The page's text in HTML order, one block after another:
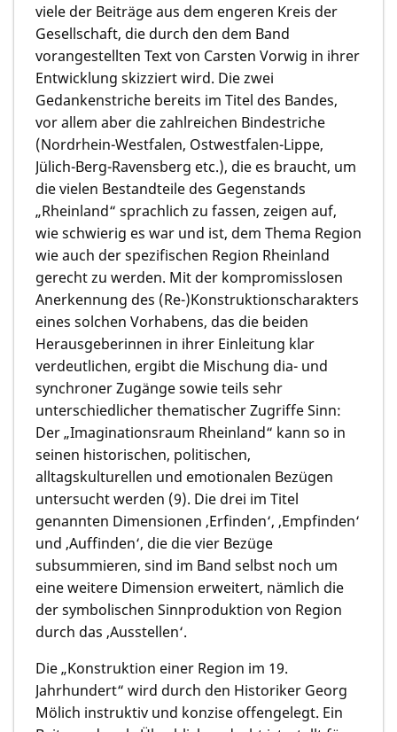
viele der Beiträge aus dem engeren Kreis der
Gesellschaft, die durch den dem Band
vorangestellten Text von Carsten Vorwig in ihrer
Entwicklung skizziert wird. Die zwei
Gedankenstriche bereits im Titel des Bandes,
vor allem aber die zahlreichen Bindestriche
(Nordrhein-Westfalen, Ostwestfalen-Lippe,
Jülich-Berg-Ravensberg etc.), die es braucht, um
die vielen Bestandteile des Gegenstands
„Rheinland“ sprachlich zu fassen, zeigen auf,
wie schwierig es war und ist, dem Thema Region
wie auch der spezifischen Region Rheinland
gerecht zu werden. Mit der kompromisslosen
Anerkennung des (Re-)Konstruktionscharakters
eines solchen Vorhabens, das die beiden
Herausgeberinnen in ihrer Einleitung klar
verdeutlichen, ergibt die Mischung dia- und
synchroner Zugänge sowie teils sehr
unterschiedlicher thematischer Zugriffe Sinn:
Der „Imaginationsraum Rheinland“ kann so in
seinen historischen, politischen,
alltagskulturellen und emotionalen Bezügen
untersucht werden (9). Die drei im Titel
genannten Dimensionen ‚Erfinden‘, ‚Empfinden‘
und ‚Auffinden‘, die die vier Bezüge
subsummieren, sind im Band selbst noch um
eine weitere Dimension erweitert, nämlich die
der symbolischen Sinnproduktion von Region
durch das ‚Ausstellen‘.
Die „Konstruktion einer Region im 19.
Jahrhundert“ wird durch den Historiker Georg
Mölich instruktiv und konzise offengelegt. Ein